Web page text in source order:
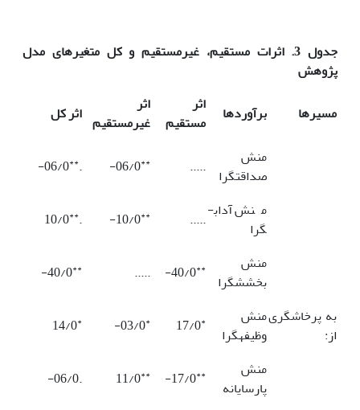
جدول 3. اثرات مستقیم، غیرمستقیم و کل متغیرهای مدل
پژوهش
مسیرها
برآوردها
اثر
مستقیم
اثر
غیرمستقیم اثر کل
به پرخاشگری
از:
منش
صداقت­گرا .....
**
06/0-
.
**
06/0-
منش آداب­
گرا
.....
**
10/0-
.
**
10/0
منش
بخشش­گرا
**
40/0-
.....
**
40/0-
منش
وظیفه­گرا
*
17/0
*
03/0-
*
14/0
منش
پارسایانه
**
17/0-
**
11/0
.06/0-